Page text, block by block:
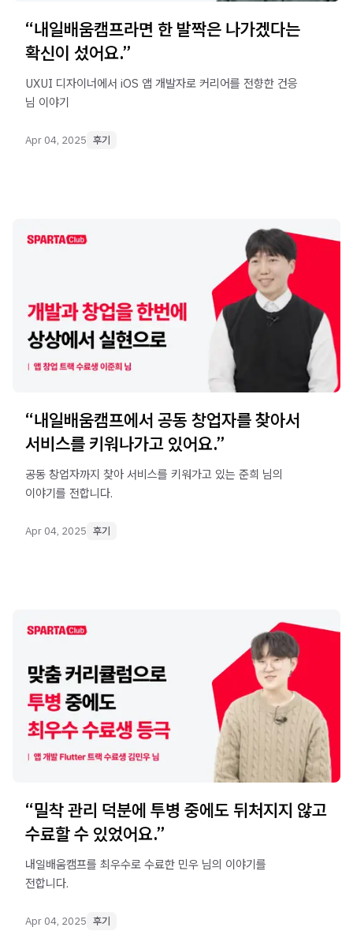
“내일배움캠프라면 한 발짝은 나가겠다는
확신이 섰어요.”
UXUI 디자이너에서 iOS 앱 개발자로 커리어를 전향한 건응
님 이야기
Apr 04, 2025 후기
“내일배움캠프에서 공동 창업자를 찾아서
서비스를 키워나가고 있어요.”
공동 창업자까지 찾아 서비스를 키워가고 있는 준희 님의
이야기를 전합니다.
Apr 04, 2025 후기
“밀착 관리 덕분에 투병 중에도 뒤처지지 않고
수료할 수 있었어요.”
내일배움캠프를 최우수로 수료한 민우 님의 이야기를
전합니다.
Apr 04, 2025 후기